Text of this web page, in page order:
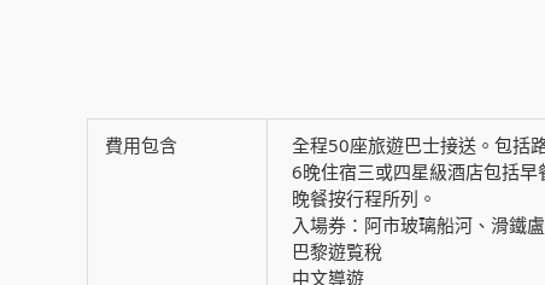
費用包含
全程50座旅遊巴士接送。包括
6晚住宿三或四星級酒店包括早
晚餐按行程所列。
入場券：阿市玻璃船河、滑鐵
巴黎遊覧稅
中文導遊